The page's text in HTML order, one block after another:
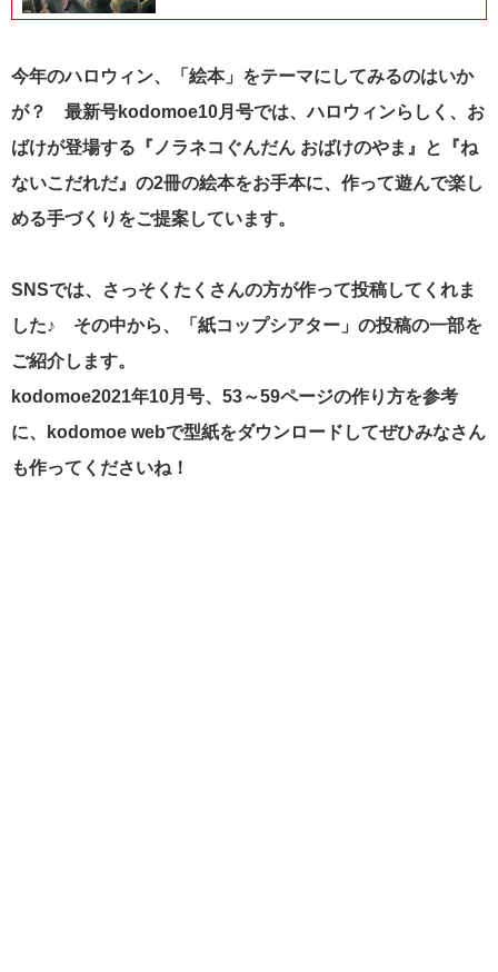
今年のハロウィン、「絵本」をテーマにしてみるのはいか
が？ 最新号kodomoe10月号では、ハロウィンらしく、お
ばけが登場する『ノラネコぐんだん おばけのやま』と『ね
ないこだれだ』の2冊の絵本をお手本に、作って遊んで楽し
める手づくりをご提案しています。
SNSでは、さっそくたくさんの方が作って投稿してくれま
した♪ その中から、「紙コップシアター」の投稿の一部を
ご紹介します。
kodomoe2021年10月号、53～59ページの作り方を参考
に、kodomoe webで型紙をダウンロードしてぜひみなさん
も作ってくださいね！